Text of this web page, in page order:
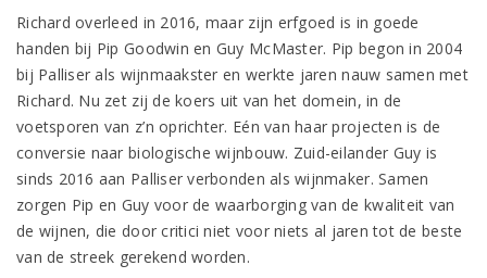
Richard overleed in 2016, maar zijn erfgoed is in goede
handen bij Pip Goodwin en Guy McMaster. Pip begon in 2004
bij Palliser als wijnmaakster en werkte jaren nauw samen met
Richard. Nu zet zij de koers uit van het domein, in de
voetsporen van z’n oprichter. Eén van haar projecten is de
conversie naar biologische wijnbouw. Zuid-eilander Guy is
sinds 2016 aan Palliser verbonden als wijnmaker. Samen
zorgen Pip en Guy voor de waarborging van de kwaliteit van
de wijnen, die door critici niet voor niets al jaren tot de beste
van de streek gerekend worden.